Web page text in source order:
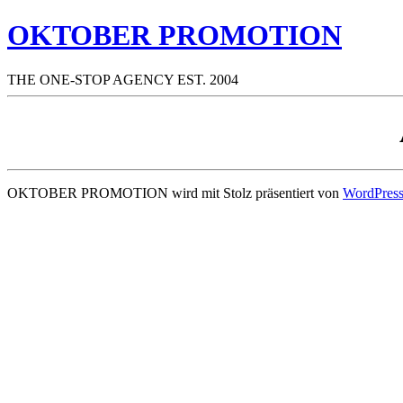
OKTOBER PROMOTION
THE ONE-STOP AGENCY EST. 2004
OKTOBER PROMOTION wird mit Stolz präsentiert von WordPress